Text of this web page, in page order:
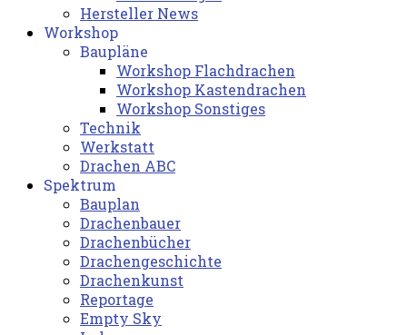
Hersteller News
Workshop
Baupläne
Workshop Flachdrachen
Workshop Kastendrachen
Workshop Sonstiges
Technik
Werkstatt
Drachen ABC
Spektrum
Bauplan
Drachenbauer
Drachenbücher
Drachengeschichte
Drachenkunst
Reportage
Empty Sky